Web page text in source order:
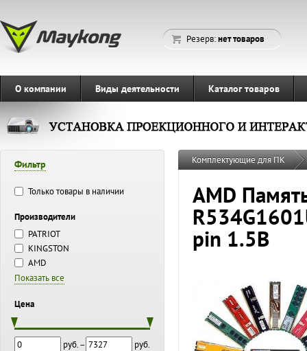
Резерв:нет товаров
О компании Виды деятельности Каталог товаров
Фильтр
Только товары в наличии
Производители
PATRIOT
KINGSTON
AMD
Показать все
Цена
руб. – руб.
Комплектующие для ПК
AMD
pin 1.5В